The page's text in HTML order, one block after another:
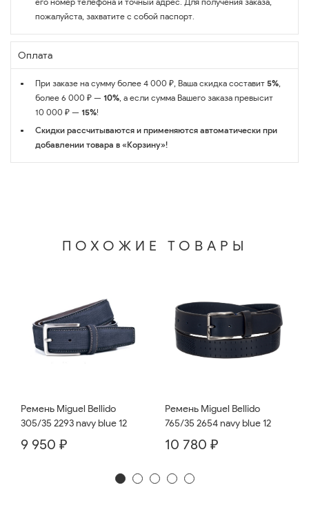
пожалуйста, захватите с собой паспорт.
Оплата
При заказе на сумму более 4 000 ₽, Ваша скидка составит 5%,
более 6 000 ₽ — 10%, а если сумма Вашего заказа превысит
10 000 ₽ — 15%!
Скидки рассчитываются и применяются автоматически при
добавлении товара в «Корзину»!
ПОХОЖИЕ ТОВАРЫ
Ремень Miguel Bellido
305/35 2293 navy blue 12
9 950 ₽
Ремень Miguel Bellido
765/35 2654 navy blue 12
10 780 ₽